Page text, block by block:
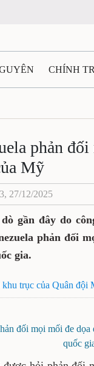
CHÍNH
TẾ TÀI
NGHỆ THÁI
phản đối
Mỹ
27/12/2025
gần đây do
phản đối
gia.
trục của Quân đội
đối mọi mối đe
quốc